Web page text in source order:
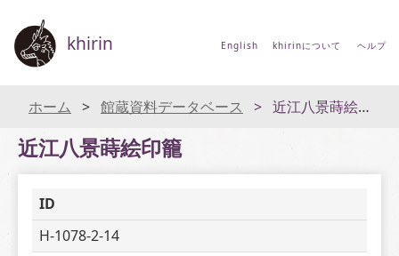
khirin English khirinについて ヘルプ
ホーム 館蔵資料データベース 近江八景蒔絵印籠
近江八景蒔絵印籠
ID
H-1078-2-14